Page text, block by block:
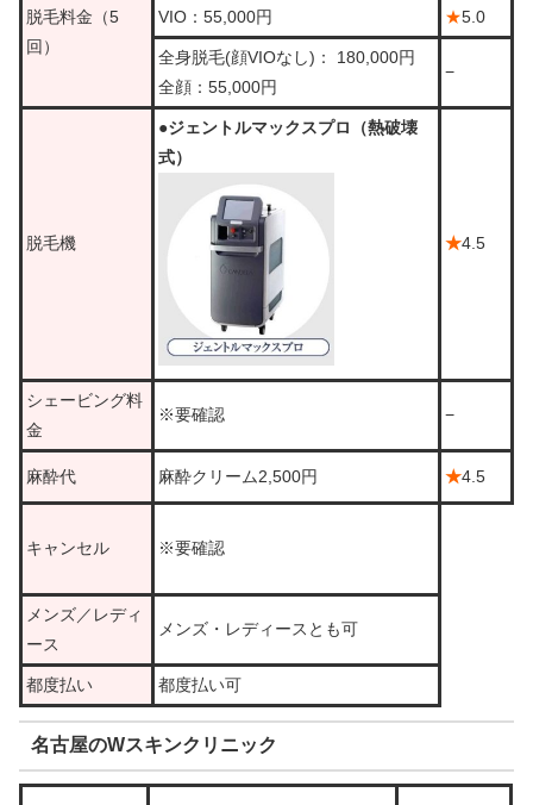
脱毛料金（5
回）
VIO：55,000円 ★5.0
全身脱毛(顔VIOなし)： 180,000円
全顔：55,000円
−
脱毛機
●ジェントルマックスプロ（熱破壊
式）
★4.5
シェービング料
金
※要確認 −
麻酔代 麻酔クリーム2,500円 ★4.5
キャンセル ※要確認
メンズ／レディ
ース
メンズ・レディースとも可
都度払い 都度払い可
名古屋のWスキンクリニック